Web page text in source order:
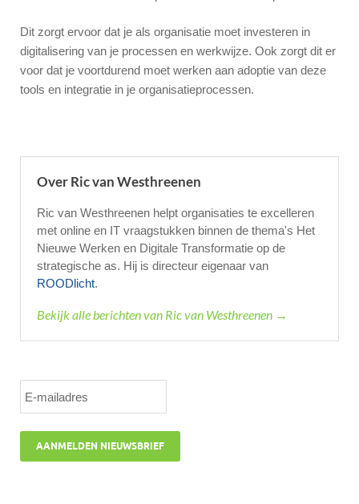
Dit zorgt ervoor dat je als organisatie moet investeren in
digitalisering van je processen en werkwijze. Ook zorgt dit er
voor dat je voortdurend moet werken aan adoptie van deze
tools en integratie in je organisatieprocessen.
Over Ric van Westhreenen
Ric van Westhreenen helpt organisaties te excelleren
met online en IT vraagstukken binnen de thema's Het
Nieuwe Werken en Digitale Transformatie op de
strategische as. Hij is directeur eigenaar van
ROODlicht.
Bekijk alle berichten van Ric van Westhreenen →